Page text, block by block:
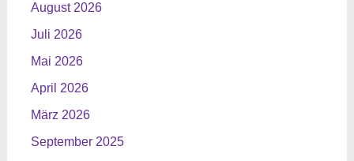
August 2026
Juli 2026
Mai 2026
April 2026
März 2026
September 2025